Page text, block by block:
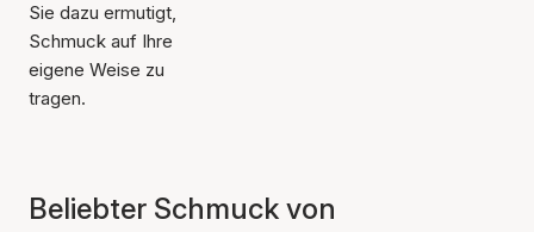
Sie dazu ermutigt,
Schmuck auf Ihre
eigene Weise zu
tragen.
Beliebter Schmuck von